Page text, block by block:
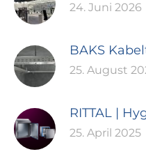
24. Juni 2026
BAKS
25. August
RITTAL |
25. April 2025